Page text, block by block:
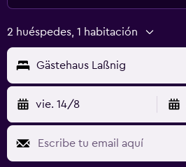
2 huéspedes, 1 habitación
Gästehaus Laßnig
vie. 14/8